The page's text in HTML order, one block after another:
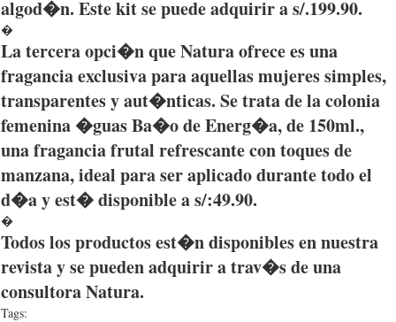
algod�n. Estekit sepuedeadquirira s/.199.90.
�
Laterceraopci�nqueNaturaofreceesuna
fraganciaexclusivaparaaquellasmujeres simples,
transparentesyaut�nticas. Setratade lacolonia
femenina �guasBa�odeEnerg�a, de 150ml.,
unafraganciafrutal refrescantecon toques de
manzana, ideal paraseraplicadodurantetodoel
d�ayest�disponiblea s/:49.90.
�
Todoslosproductosest�ndisponiblesennuestra
revistay sepuedenadquiriratrav�sdeuna
consultoraNatura.
Tags: